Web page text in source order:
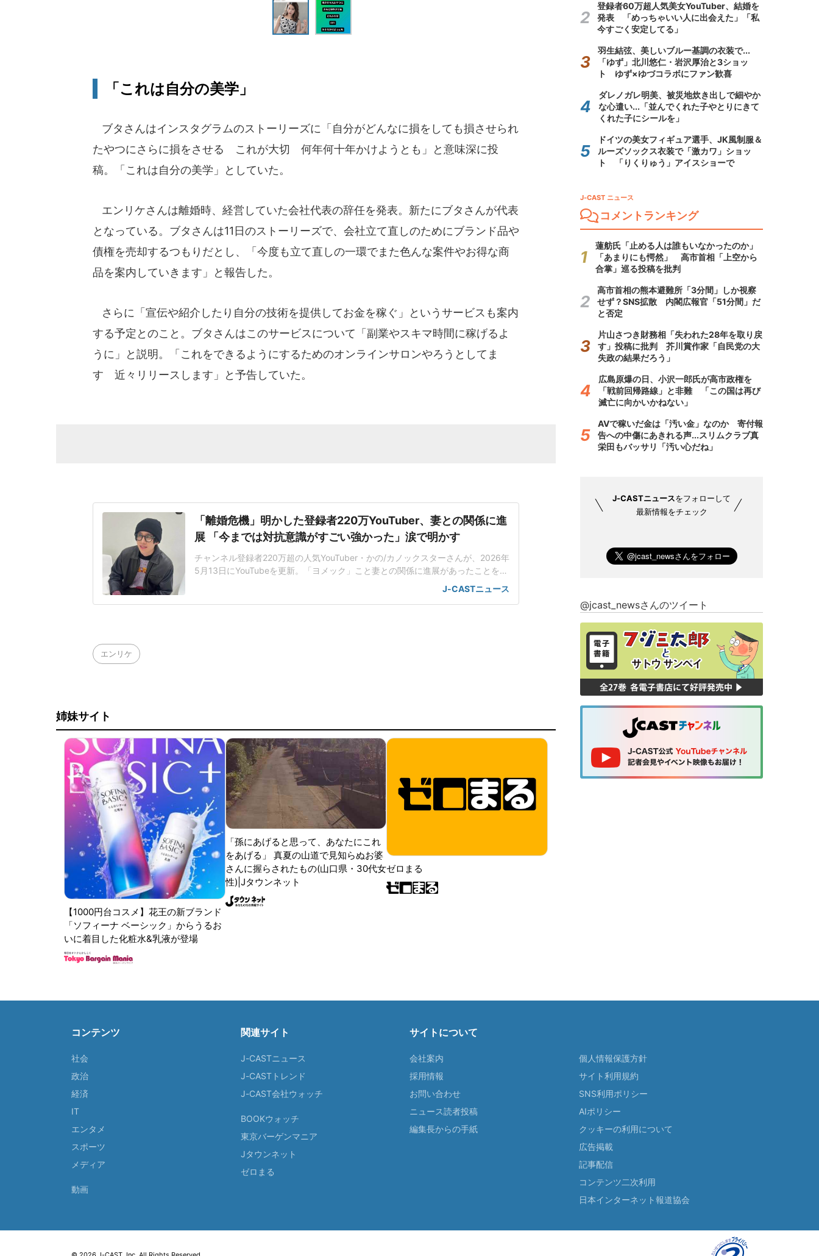
「これは自分の美学」
ブタさんはインスタグラムのストーリーズに「自分がどんなに損をしても損させられ
たやつにさらに損をさせる これが大切 何年何十年かけようとも」と意味深に投
稿。「これは自分の美学」としていた。
エンリケさんは離婚時、経営していた会社代表の辞任を発表。新たにブタさんが代表
となっている。ブタさんは11日のストーリーズで、会社立て直しのためにブランド品や
債権を売却するつもりだとし、「今度も立て直しの一環でまた色んな案件やお得な商
品を案内していきます」と報告した。
さらに「宣伝や紹介したり自分の技術を提供してお金を稼ぐ」というサービスも案内
する予定とのこと。ブタさんはこのサービスについて「副業やスキマ時間に稼げるよ
うに」と説明。「これをできるようにするためのオンラインサロンやろうとしてま
す 近々リリースします」と予告していた。
「離婚危機」明かした登録者220万YouTuber、妻との関係に進
展 「今までは対抗意識がすごい強かった」涙で明かす
チャンネル登録者220万超の人気YouTuber・かの/カノックスターさんが、2026年
5月13日にYouTubeを更新。「ヨメック」こと妻との関係に進展があったことを報
告した。「張り合ってた感がすげぇあって」カノックスターさんは24年1月に一般
女性と結婚し、同5月に第1子となる長女が生まれたことを公表している。26年5
J-CASTニュース
エンリケ
姉妹サイト
【1000円台コスメ】花王の新ブランド
「ソフィーナ ベーシック」からうるお
いに着目した化粧水&乳液が登場
「孫にあげると思って、あなたにこれ
をあげる」 真夏の山道で見知らぬお婆
さんに握らされたもの(山口県・30代女
性)|Jタウンネット
ゼロまる
登録者60万超人気美女YouTuber、結婚を
発表 「めっちゃいい人に出会えた」「私
今すごく安定してる」
羽生結弦、美しいブルー基調の衣装で...
「ゆず」北川悠仁・岩沢厚治と3ショッ
ト ゆず×ゆづコラボにファン歓喜
ダレノガレ明美、被災地炊き出しで細やか
な心遣い...「並んでくれた子やとりにきて
くれた子にシールを」
ドイツの美女フィギュア選手、JK風制服＆
ルーズソックス衣装で「激カワ」ショッ
ト 「りくりゅう」アイスショーで
J-CAST ニュース
コメントランキング
蓮舫氏「止める人は誰もいなかったのか」
「あまりにも愕然」 高市首相「上空から
合掌」巡る投稿を批判
高市首相の熊本避難所「3分間」しか視察
せず？SNS拡散 内閣広報官「51分間」だ
と否定
片山さつき財務相「失われた28年を取り戻
す」投稿に批判 芥川賞作家「自民党の大
失政の結果だろう」
広島原爆の日、小沢一郎氏が高市政権を
「戦前回帰路線」と非難 「この国は再び
滅亡に向かいかねない」
AVで稼いだ金は「汚い金」なのか 寄付報
告への中傷にあきれる声...スリムクラブ真
栄田もバッサリ「汚い心だね」
J-CASTニュースをフォローして
最新情報をチェック
@jcast_newsさんのツイート
コンテンツ
社会
政治
経済
IT
エンタメ
スポーツ
メディア
動画
関連サイト
J-CASTニュース
J-CASTトレンド
J-CAST会社ウォッチ
BOOKウォッチ
東京バーゲンマニア
Jタウンネット
ゼロまる
サイトについて
会社案内
採用情報
お問い合わせ
ニュース読者投稿
編集長からの手紙
個人情報保護方針
サイト利用規約
SNS利用ポリシー
AIポリシー
クッキーの利用について
広告掲載
記事配信
コンテンツ二次利用
日本インターネット報道協会